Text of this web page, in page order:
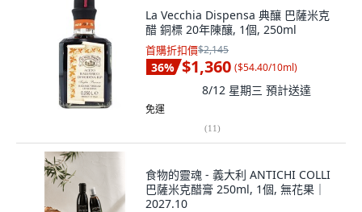
La Vecchia Dispensa 典釀 巴薩米克
醋 銅標 20年陳釀, 1個, 250ml
首購折扣價$2,145
36% $1,360 ($54.40/10ml)
8/12 星期三 預計送達
免運
(11)
食物的靈魂 - 義大利 ANTICHI COLLI
巴薩米克醋膏 250ml, 1個, 無花果｜
2027.10